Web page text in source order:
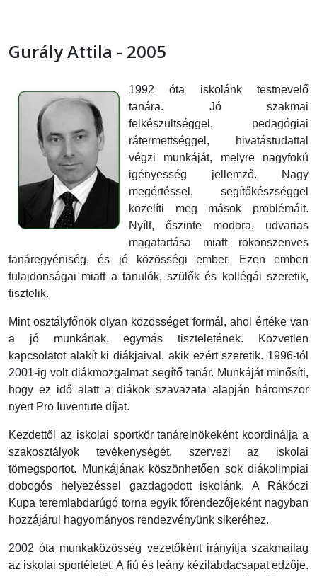
Gurály Attila - 2005
1992 óta iskolánk testnevelő
tanára. Jó szakmai
felkészültséggel, pedagógiai
rátermettséggel, hivatástudattal
végzi munkáját, melyre nagyfokú
igényesség jellemző. Nagy
megértéssel, segítőkészséggel
közelíti meg mások problémáit.
Nyílt, őszinte modora, udvarias
magatartása miatt rokonszenves
tanáregyéniség, és jó közösségi ember. Ezen emberi
tulajdonságai miatt a tanulók, szülők és kollégái szeretik,
tisztelik.
Mint osztályfőnök olyan közösséget formál, ahol értéke van
a jó munkának, egymás tiszteletének. Közvetlen
kapcsolatot alakít ki diákjaival, akik ezért szeretik. 1996-tól
2001-ig volt diákmozgalmat segítő tanár. Munkáját minősíti,
hogy ez idő alatt a diákok szavazata alapján háromszor
nyert Pro Iuventute díjat.
Kezdettől az iskolai sportkör tanárelnökeként koordinálja a
szakosztályok tevékenységét, szervezi az iskolai
tömegsportot. Munkájának köszönhetően sok diákolimpiai
dobogós helyezéssel gazdagodott iskolánk. A Rákóczi
Kupa teremlabdarúgó torna egyik főrendezőjeként nagyban
hozzájárul hagyományos rendezvényünk sikeréhez.
2002 óta munkaközösség vezetőként irányítja szakmailag
az iskolai sportéletet. A fiú és leány kézilabdacsapat edzője.